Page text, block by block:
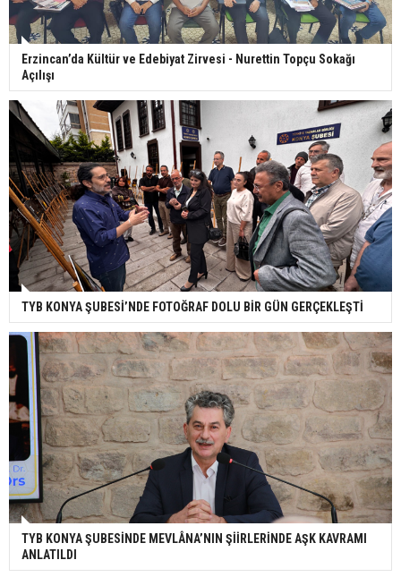
Erzincan’da Kültür ve Edebiyat Zirvesi - Nurettin Topçu Sokağı
Açılışı
TYB KONYA ŞUBESİ’NDE FOTOĞRAF DOLU BİR GÜN GERÇEKLEŞTİ
TYB KONYA ŞUBESİNDE MEVLÂNA’NIN ŞİİRLERİNDE AŞK KAVRAMI
ANLATILDI